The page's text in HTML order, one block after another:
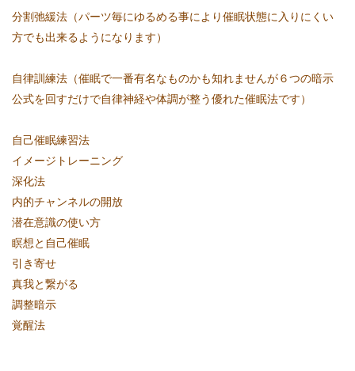
分割弛緩法（パーツ毎にゆるめる事により催眠状態に入りにくい
方でも出来るようになります）
自律訓練法（催眠で一番有名なものかも知れませんが６つの暗示
公式を回すだけで自律神経や体調が整う優れた催眠法です）
自己催眠練習法
イメージトレーニング
深化法
内的チャンネルの開放
潜在意識の使い方
瞑想と自己催眠
引き寄せ
真我と繋がる
調整暗示
覚醒法